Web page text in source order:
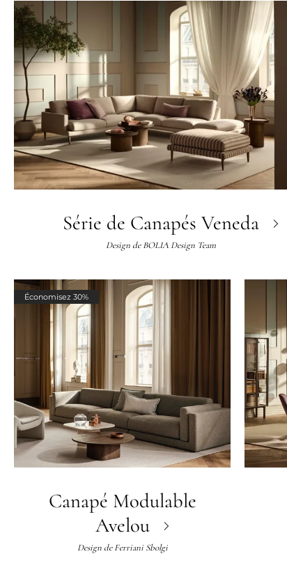
Série de Canapés Veneda
Design deBOLIA Design Team
Économisez 30%
Canapé Modulable
Avelou
Design deFerriani Sbolgi